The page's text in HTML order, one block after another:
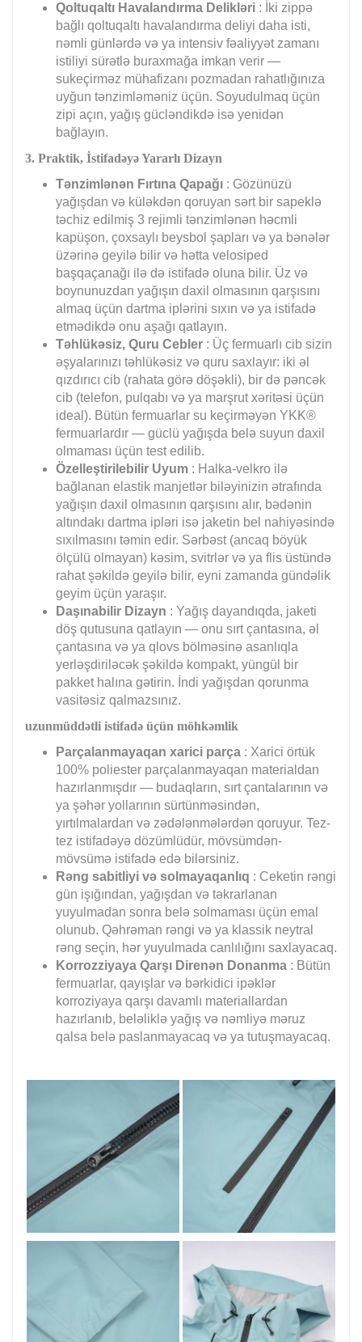
Qoltuqaltı Havalandırma Delikləri : İki zippə
bağlı qoltuqaltı havalandırma deliyi daha isti,
nəmli günlərdə və ya intensiv fəaliyyət zamanı
istiliyi sürətlə buraxmağa imkan verir —
sukeçirməz mühafizanı pozmadan rahatlığınıza
uyğun tənzimləməniz üçün. Soyudulmaq üçün
zipi açın, yağış gücləndikdə isə yenidən
bağlayın.
3. Praktik, İstifadəyə Yararlı Dizayn
Tənzimlənən Fırtına Qapağı : Gözünüzü
yağışdan və küləkdən qoruyan sərt bir sapeklə
təchiz edilmiş 3 rejimli tənzimlənən həcmli
kapüşon, çoxsaylı beysbol şapları və ya bənələr
üzərinə geyilə bilir və hətta velosiped
başqaçanağı ilə də istifadə oluna bilir. Üz və
boynunuzdan yağışın daxil olmasının qarşısını
almaq üçün dartma iplərini sıxın və ya istifadə
etmədikdə onu aşağı qatlayın.
Təhlükəsiz, Quru Cebler : Üç fermuarlı cib sizin
əşyalarınızı təhlükəsiz və quru saxlayır: iki əl
qızdırıcı cib (rahata görə döşəkli), bir də pəncək
cib (telefon, pulqabı və ya marşrut xəritəsi üçün
ideal). Bütün fermuarlar su keçirməyən YKK®
fermuarlardır — güclü yağışda belə suyun daxil
olmaması üçün test edilib.
Özelleştirilebilir Uyum : Halka-velkro ilə
bağlanan elastik manjetlər biləyinizin ətrafında
yağışın daxil olmasının qarşısını alır, bədənin
altındakı dartma ipləri isə jaketin bel nahiyəsində
sıxılmasını təmin edir. Sərbəst (ancaq böyük
ölçülü olmayan) kəsim, svitrlər və ya flis üstündə
rahat şəkildə geyilə bilir, eyni zamanda gündəlik
geyim üçün yaraşır.
Daşınabilir Dizayn : Yağış dayandıqda, jaketi
döş qutusuna qatlayın — onu sırt çantasına, əl
çantasına və ya qlovs bölməsinə asanlıqla
yerləşdiriləcək şəkildə kompakt, yüngül bir
pakket halına gətirin. İndi yağışdan qorunma
vasitəsiz qalmazsınız.
uzunmüddətli istifadə üçün möhkəmlik
Parçalanmayaqan xarici parça : Xarici örtük
100% poliester parçalanmayaqan materialdan
hazırlanmışdır — budaqların, sırt çantalarının və
ya şəhər yollarının sürtünməsindən,
yırtılmalardan və zədələnmələrdən qoruyur. Tez-
tez istifadəyə dözümlüdür, mövsümdən-
mövsümə istifadə edə bilərsiniz.
Rəng sabitliyi və solmayaqanlıq : Ceketin rəngi
gün işığından, yağışdan və təkrarlanan
yuyulmadan sonra belə solmaması üçün emal
olunub. Qəhrəman rəngi və ya klassik neytral
rəng seçin, hər yuyulmada canlılığını saxlayacaq.
Korrozziyaya Qarşı Direnən Donanma : Bütün
fermuarlar, qayışlar və bərkidici ipəklər
korroziyaya qarşı davamlı materiallardan
hazırlanıb, beləliklə yağış və nəmliyə məruz
qalsa belə paslanmayacaq və ya tutuşmayacaq.